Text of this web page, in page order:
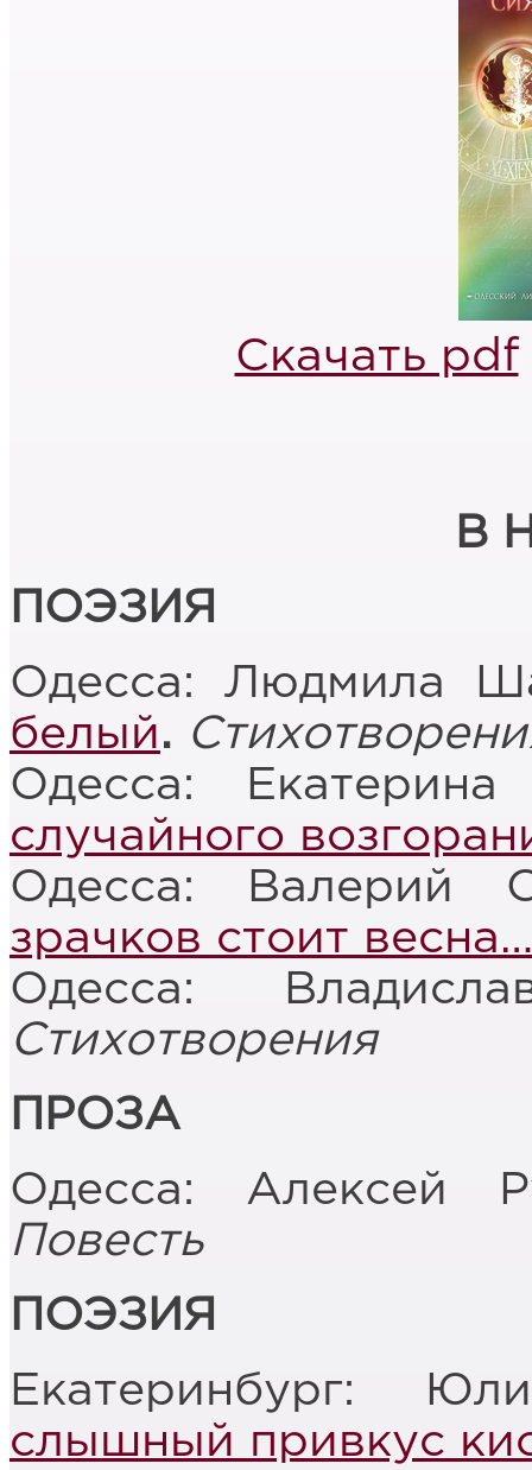
Скачать pdf
В
ПОЭЗИЯ
Одесса: Людмила
белый.
Одесса:
случайного
Одесса: Валерий
зрачков стоит
Одесса:
Стихотворения
ПРОЗА
Одесса: Алексей
Повесть
ПОЭЗИЯ
Екатеринбург:
слышный привкус